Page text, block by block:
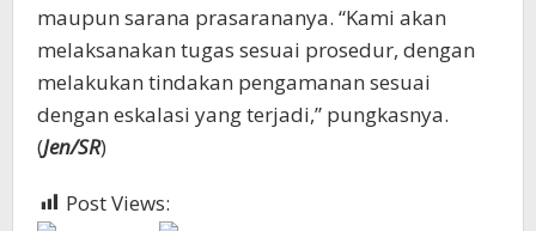
maupun sarana prasarananya. “Kami akan
melaksanakan tugas sesuai prosedur, dengan
melakukan tindakan pengamanan sesuai
dengan eskalasi yang terjadi,” pungkasnya.
(Jen/SR)
Post Views: